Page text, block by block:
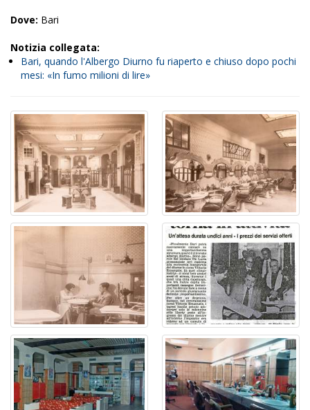
Dove: Bari
Notizia collegata:
Bari, quando l'Albergo Diurno fu riaperto e chiuso dopo pochi
mesi: «In fumo milioni di lire»